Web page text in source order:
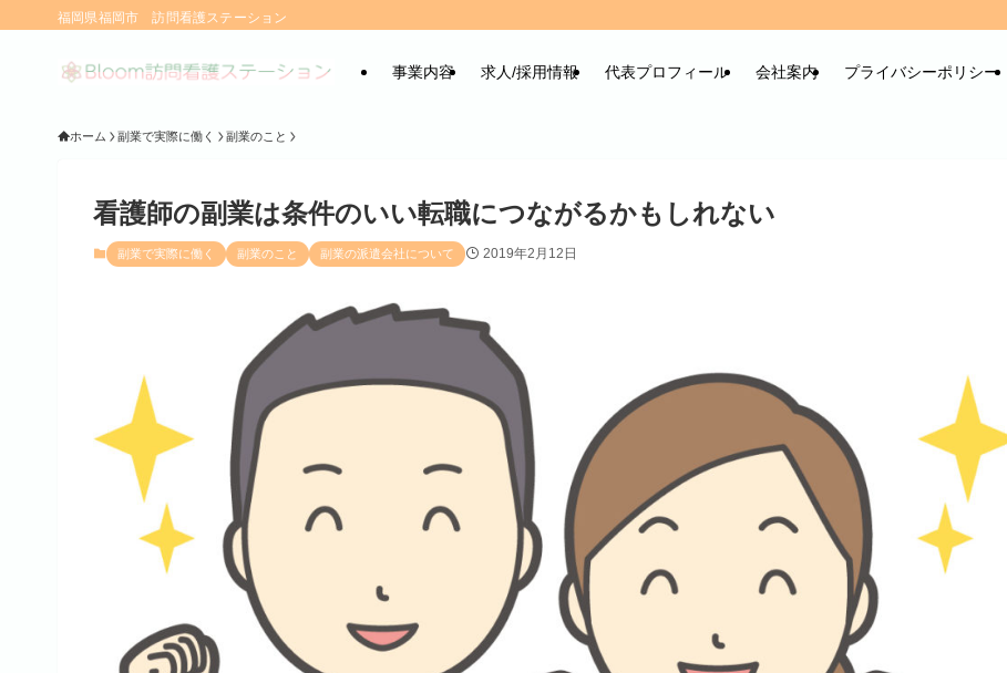
福岡県福岡市 訪問看護ステーション
事業内容 求人/採用情報 代表プロフィール 会社案内 プライバシーポリシー
ホーム 副業で実際に働く 副業のこと
看護師の副業は条件のいい転職につながるかもしれない
副業で実際に働く 副業のこと 副業の派遣会社について 2019年2月12日